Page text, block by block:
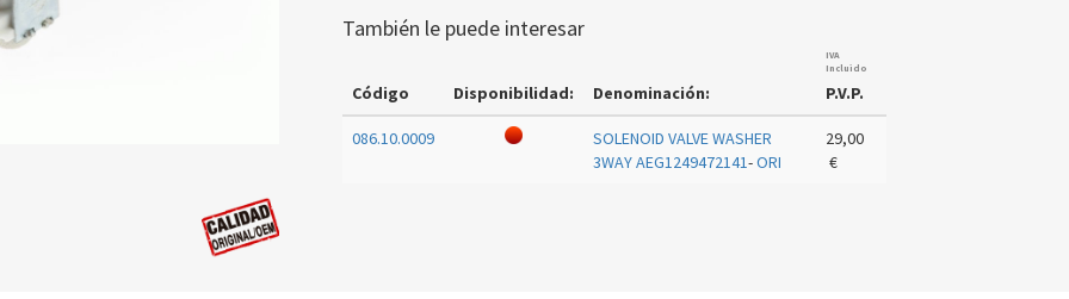
También le puede interesar
Código Disponibilidad: Denominación:
IVA
Incluido
P.V.P.
086.10.0009
SOLENOID VALVE WASHER
3WAY AEG1249472141-ORI
29,00
€